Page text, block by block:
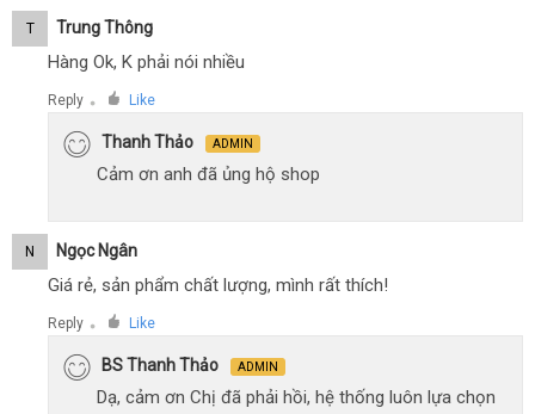
T Trung Thông
Hàng Ok, K phải nói nhiều
Reply ● Like
Thanh Thảo ADMIN
Cảm ơn anh đã ủng hộ shop
N Ngọc Ngân
Giá rẻ, sản phẩm chất lượng, mình rất thích!
Reply ● Like
BS Thanh Thảo ADMIN
Dạ, cảm ơn Chị đã phải hồi, hệ thống luôn lựa chọn